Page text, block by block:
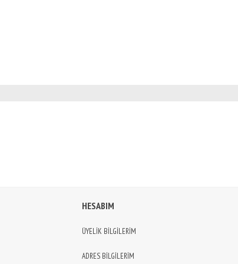
HESABIM
ÜYELİK BİLGİLERİM
ADRES BİLGİLERİM